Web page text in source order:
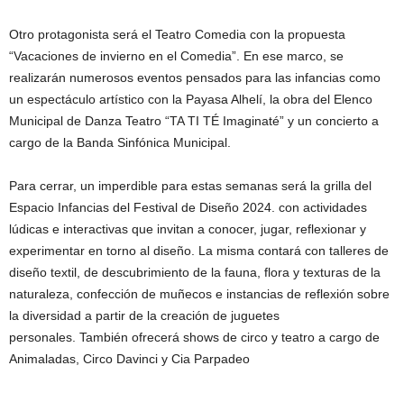
Otro protagonista será el Teatro Comedia con la propuesta
“Vacaciones de invierno en el Comedia”. En ese marco, se
realizarán numerosos eventos pensados para las infancias como
un espectáculo artístico con la Payasa Alhelí, la obra del Elenco
Municipal de Danza Teatro “TA TI TÉ Imaginaté” y un concierto a
cargo de la Banda Sinfónica Municipal.
Para cerrar, un imperdible para estas semanas será la grilla del
Espacio Infancias del Festival de Diseño 2024. con actividades
lúdicas e interactivas que invitan a conocer, jugar, reflexionar y
experimentar en torno al diseño. La misma contará con talleres de
diseño textil, de descubrimiento de la fauna, flora y texturas de la
naturaleza, confección de muñecos e instancias de reflexión sobre
la diversidad a partir de la creación de juguetes
personales. También ofrecerá shows de circo y teatro a cargo de
Animaladas, Circo Davinci y Cia Parpadeo